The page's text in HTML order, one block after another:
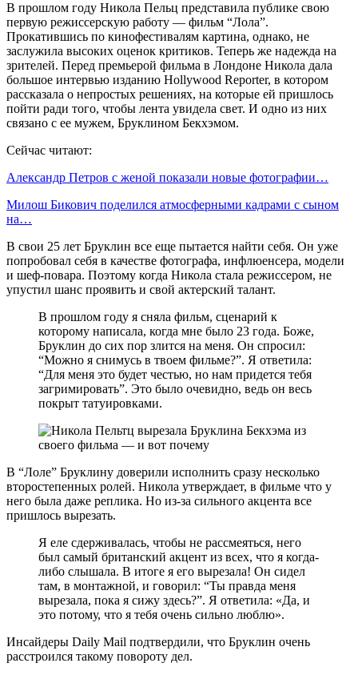
В прошлом году Никола Пельц представила публике свою
первую режиссерскую работу — фильм “Лола”.
Прокатившись по кинофестивалям картина, однако, не
заслужила высоких оценок критиков. Теперь же надежда на
зрителей. Перед премьерой фильма в Лондоне Никола дала
большое интервью изданию Hollywood Reporter, в котором
рассказала о непростых решениях, на которые ей пришлось
пойти ради того, чтобы лента увидела свет. И одно из них
связано с ее мужем, Бруклином Бекхэмом.
Сейчас читают:
Александр Петров с женой показали новые фотографии…
Милош Бикович поделился атмосферными кадрами с сыном
на…
В свои 25 лет Бруклин все еще пытается найти себя. Он уже
попробовал себя в качестве фотографа, инфлюенсера, модели
и шеф-повара. Поэтому когда Никола стала режиссером, не
упустил шанс проявить и свой актерский талант.
В прошлом году я сняла фильм, сценарий к
которому написала, когда мне было 23 года. Боже,
Бруклин до сих пор злится на меня. Он спросил:
“Можно я снимусь в твоем фильме?”. Я ответила:
“Для меня это будет честью, но нам придется тебя
загримировать”. Это было очевидно, ведь он весь
покрыт татуировками.
В “Лоле” Бруклину доверили исполнить сразу несколько
второстепенных ролей. Никола утверждает, в фильме что у
него была даже реплика. Но из-за сильного акцента все
пришлось вырезать.
Я еле сдерживалась, чтобы не рассмеяться, него
был самый британский акцент из всех, что я когда-
либо слышала. В итоге я его вырезала! Он сидел
там, в монтажной, и говорил: “Ты правда меня
вырезала, пока я сижу здесь?”. Я ответила: «Да, и
это потому, что я тебя очень сильно люблю».
Инсайдеры Daily Mail подтвердили, что Бруклин очень
расстроился такому повороту дел.